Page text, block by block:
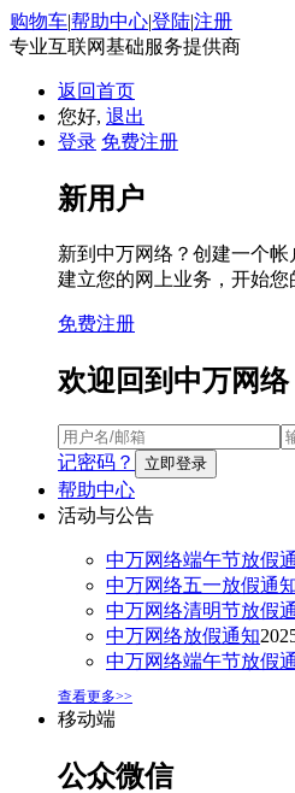
购物车|帮助中心|登陆|注册
专业互联网基础服务提供商
返回首页
您好, 退出
登录 免费注册
新用户
新到中万网络？创建一个帐
建立您的网上业务，开始您
免费注册
欢迎回到中万网络
记密码？
帮助中心
活动与公告
中万网络端午节放假
中万网络五一放假通
中万网络清明节放假
中万网络放假通知
中万网络端午节放假
查看更多>>
移动端
公众微信